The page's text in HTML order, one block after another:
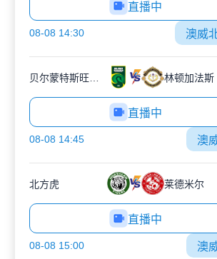
直播中
08-08 14:30 澳威
林顿加法斯
直播中
08-08 14:45 澳
北方虎 莱德米尔
直播中
08-08 15:00 澳